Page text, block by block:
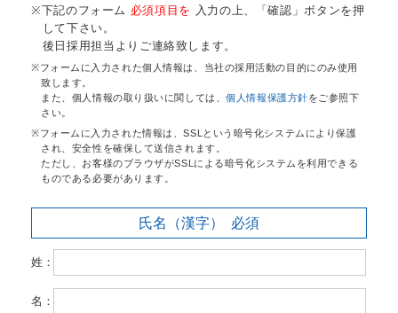
下記のフォーム 必須項目を
入力の上、「確認」ボタンを押
して下さい。
後日採用担当よりご連絡致します。
フォームに入力された個人情報は、当社の採用活動の目的にのみ使用
致します。
また、個人情報の取り扱いに関しては、個人情報保護方針をご参照下
さい。
フォームに入力された情報は、SSLという暗号化システムにより保護
され、安全性を確保して送信されます。
ただし、お客様のブラウザがSSLによる暗号化システムを利用できる
ものである必要があります。
氏名（漢字） 必須
姓：
名：